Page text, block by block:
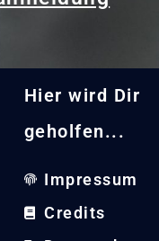
Hier wird Dir
geholfen...
Impressum
Credits